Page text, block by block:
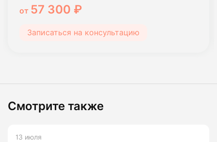
от 57 300 ₽
Записаться на консультацию
Смотрите также
13 июля